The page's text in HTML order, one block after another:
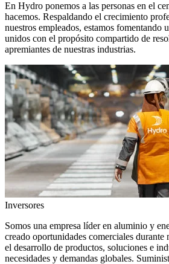
En Hydro ponemos a las personas en el
hacemos. Respaldando el crecimiento
nuestros empleados, estamos fomentando
unidos con el propósito compartido de
apremiantes de nuestras industrias.
Inversores
Somos una empresa líder en aluminio y
creado oportunidades comerciales durante
el desarrollo de productos, soluciones e
necesidades y demandas globales.